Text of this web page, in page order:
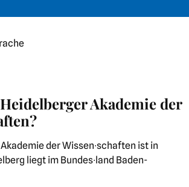
Akademie der
der Wissen∙schaften ist in
liegt im Bundes∙land Baden-